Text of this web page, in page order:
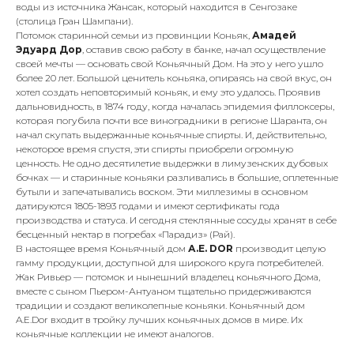
воды из источника Жансак, который находится в Сенгозаке
(столица Гран Шампани).
Потомок старинной семьи из провинции Коньяк, Амадей
Эдуард Дор, оставив свою работу в банке, начал осуществление
своей мечты — основать свой Коньячный Дом. На это у него ушло
более 20 лет. Большой ценитель коньяка, опираясь на свой вкус, он
хотел создать неповторимый коньяк, и ему это удалось. Проявив
дальновидность, в 1874 году, когда началась эпидемия филлоксеры,
которая погубила почти все виноградники в регионе Шаранта, он
начал скупать выдержанные коньячные спирты. И, действительно,
некоторое время спустя, эти спирты приобрели огромную
ценность. Не одно десятилетие выдержки в лимузенских дубовых
бочках — и старинные коньяки разливались в большие, оплетенные
бутыли и запечатывались воском. Эти миллезимы в основном
датируются 1805-1893 годами и имеют сертификаты года
производства и статуса. И сегодня стеклянные сосуды хранят в себе
бесценный нектар в погребах «Парадиз» (Рай).
В настоящее время Коньячный дом А.Е. DOR производит целую
гамму продукции, доступной для широкого круга потребителей.
Жак Ривьер — потомок и нынешний владелец коньячного Дома,
вместе с сыном Пьером-Антуаном тщательно придерживаются
традиции и создают великолепные коньяки. Коньячный дом
A.E.Dor входит в тройку лучших коньячных домов в мире. Их
коньячные коллекции не имеют аналогов.